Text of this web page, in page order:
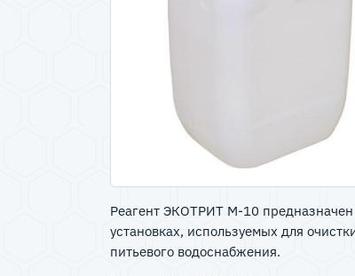
Реагент ЭКОТРИТ М-10
установках, используемых для
питьевого водоснабжения.